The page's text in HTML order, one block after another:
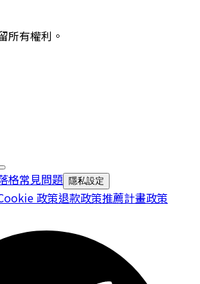
所有權利。
格常見問題 隱私設定
政策退款政策推薦計畫政策